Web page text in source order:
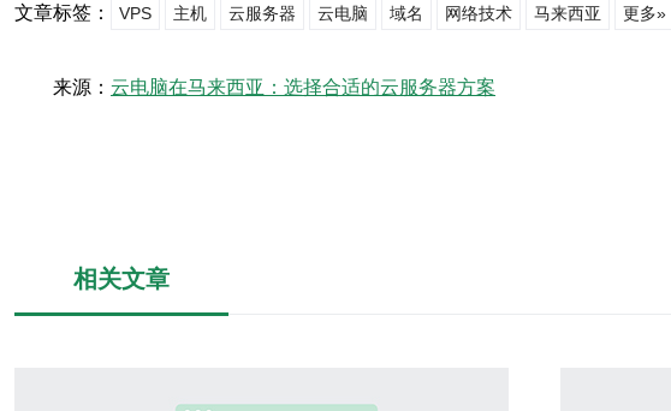
文章标签： VPS 主机 云服务器 云电脑 域名 网络技术 马来西亚 更多»
来源： 云电脑在马来西亚：选择合适的云服务器方案
相关文章